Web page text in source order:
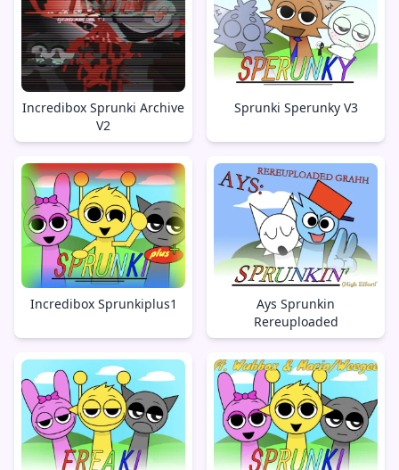
Incredibox Sprunki Archive
V2
Sprunki Sperunky V3
Incredibox Sprunkiplus1
Ays Sprunkin
Rereuploaded